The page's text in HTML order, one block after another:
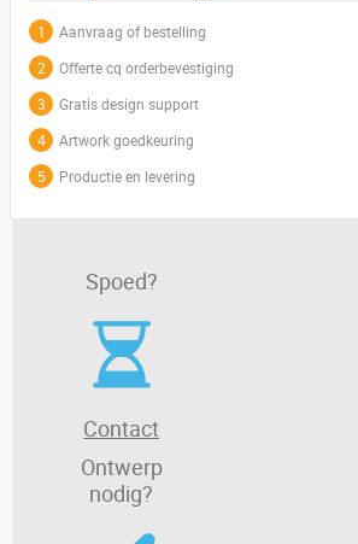
1
Aanvraag of bestelling
2
Offerte cq orderbevestiging
3
Gratis design support
4
Artwork goedkeuring
5
Productie en levering
Spoed?
Contact
Ontwerp
nodig?